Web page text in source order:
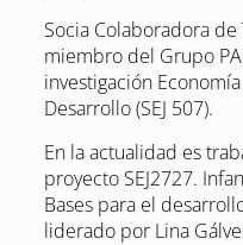
Socia Colaboradora de
miembro del Grupo
investigación
Desarrollo (SEJ 507).
En la actualidad es
proyecto SEJ2727.
Bases para el
liderado por Lina